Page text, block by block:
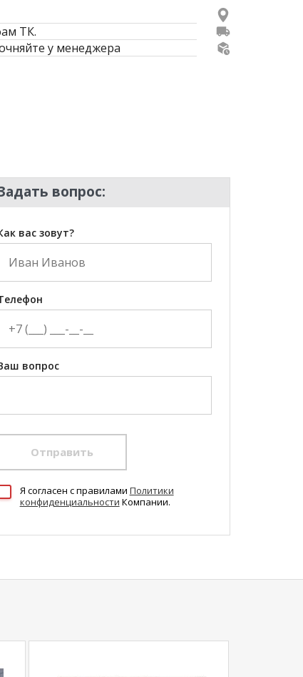
ТК.
у менеджера
вопрос:
вас зовут?
вопрос
Отправить
Я согласен c правилами Политики
конфиденциальности Компании.